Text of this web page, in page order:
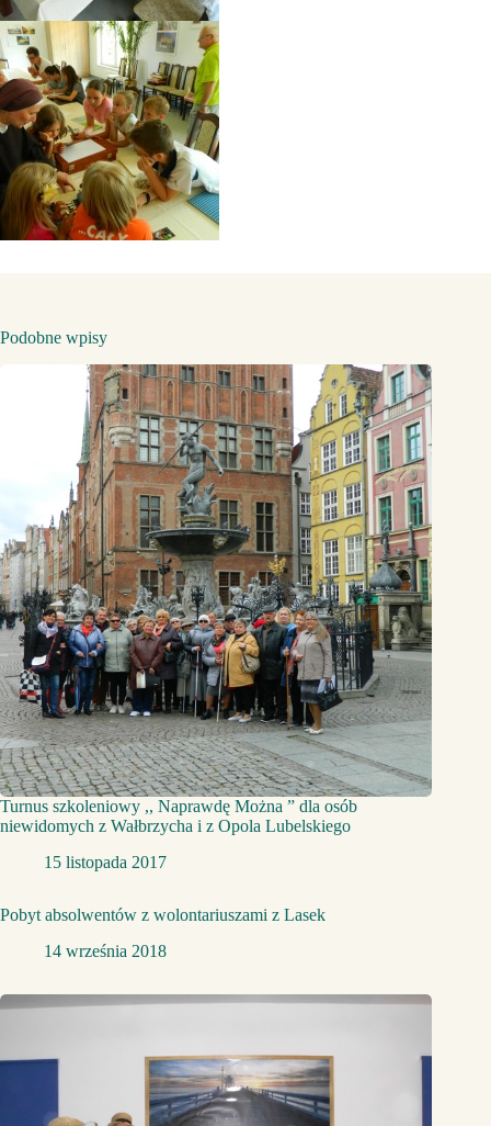
Podobne wpisy
Turnus szkoleniowy ,, Naprawdę Można ” dla osób
niewidomych z Wałbrzycha i z Opola Lubelskiego
15 listopada 2017
Pobyt absolwentów z wolontariuszami z Lasek
14 września 2018